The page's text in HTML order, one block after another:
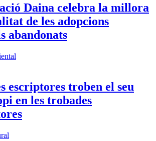
Daina celebra la millora
de les adopcions
abandonats
escriptores troben el seu
en les trobades